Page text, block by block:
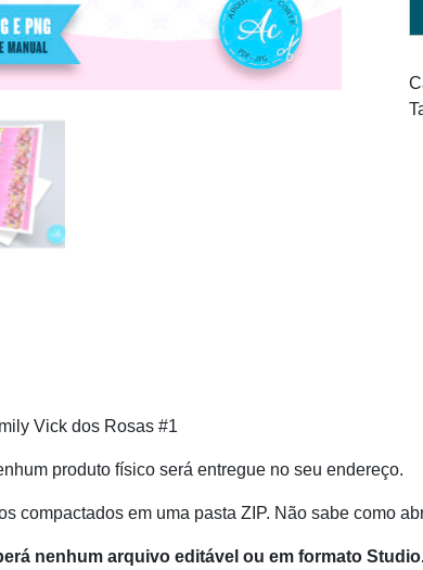
Vick dos Rosas #1
produto físico será entregue no seu endereço.
compactados em uma pasta ZIP. Não sabe como
nenhum arquivo editável ou em formato